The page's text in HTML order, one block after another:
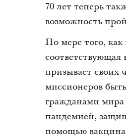
70 лет теперь
возможность
По мере того, как
призывает своих
миссионеров
гражданами мира
пандемией,
помощью